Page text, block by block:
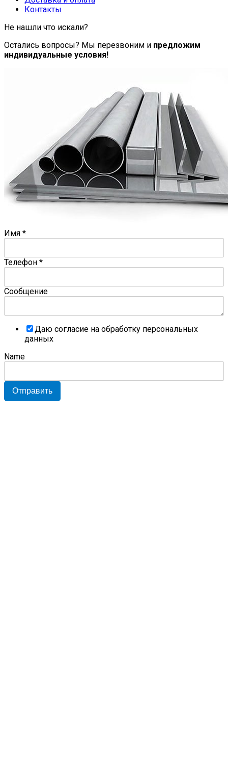
Контакты
Не нашли что искали?
Остались вопросы? Мы перезвоним и предложим
индивидуальные условия!
Имя *
Телефон *
Сообщение
Даю согласие на обработку персональных
данных
Name
Отправить